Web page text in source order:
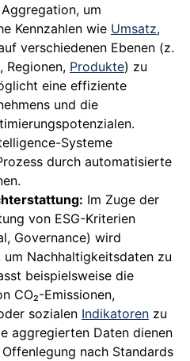
um
Kennzahlen wie Umsatz,
verschiedenen Ebenen (z.
, Regionen, Produkte) zu
eine effiziente
und die
Systeme
durch automatisierte
Im Zuge der
von ESG-Kriterien
Governance) wird
Nachhaltigkeitsdaten zu
beispielsweise die
CO₂-Emissionen,
sozialen Indikatoren zu
aggregierten Daten dienen
nach Standards